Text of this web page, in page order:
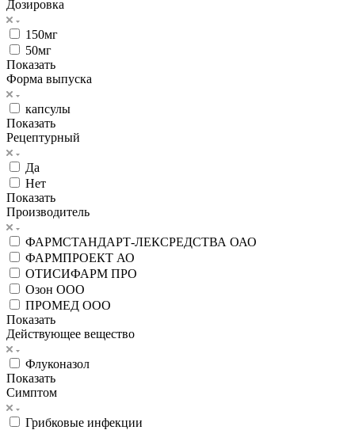
Дозировка
150мг
50мг
Показать
Форма выпуска
капсулы
Показать
Рецептурный
Да
Нет
Показать
Производитель
ФАРМСТАНДАРТ-ЛЕКСРЕДСТВА ОАО
ФАРМПРОЕКТ АО
ОТИСИФАРМ ПРО
Озон ООО
ПРОМЕД ООО
Показать
Действующее вещество
Флуконазол
Показать
Симптом
Грибковые инфекции